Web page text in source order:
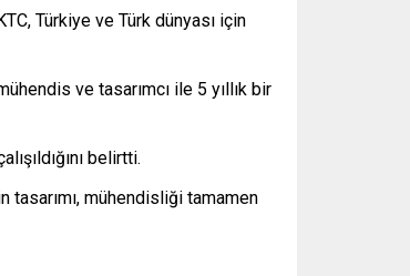
Türkiye ve Türk dünyası için
ve tasarımcı ile 5 yıllık bir
belirtti.
tasarımı, mühendisliği tamamen